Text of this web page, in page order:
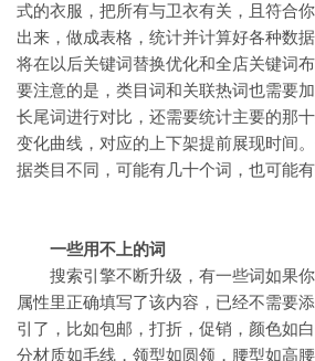
式的衣服，把所有与卫衣有关，且符合
出来，做成表格，统计并计算好各种数
将在以后关键词替换优化和全店关键词
要注意的是，类目词和关联热词也需要
长尾词进行对比，还需要统计主要的那
变化曲线，对应的上下架提前展现时间
据类目不同，可能有几十个词，也可能有
一些用不上的词
搜索引擎不断升级，有一些词如果你
属性里正确填写了该内容，已经不需要
引了，比如包邮，打折，促销，颜色如
分材质如毛线，领型如圆领，腰型如高